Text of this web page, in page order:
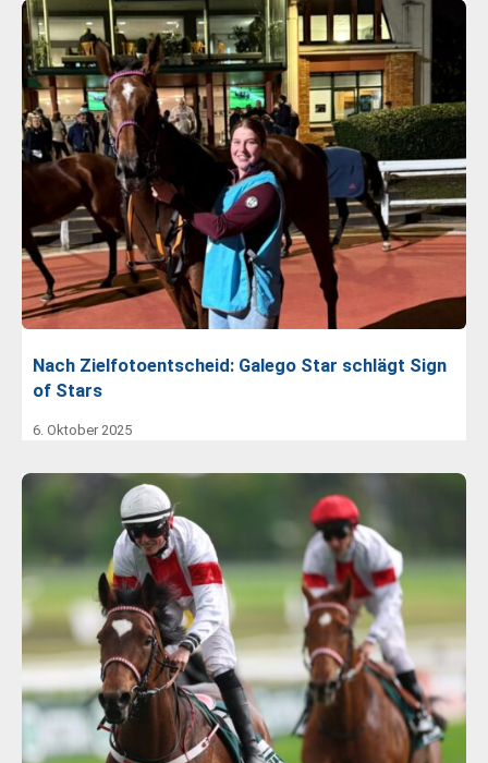
Nach Zielfotoentscheid: Galego Star schlägt Sign
of Stars
6. Oktober 2025